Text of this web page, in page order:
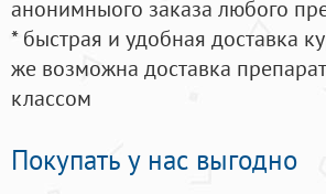
анонимныого заказа любого
* быстрая и удобная доставка
же возможна доставка
классом
Покупать у нас выгодно